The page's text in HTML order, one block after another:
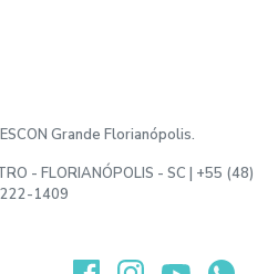
Grande Florianópolis.
- FLORIANÓPOLIS - SC | +55 (48)
1409